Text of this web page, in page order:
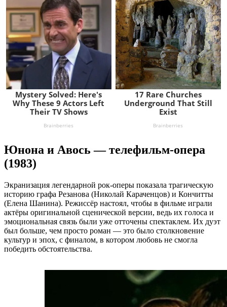
Юнона и Авось — телефильм-опера
(1983)
Экранизация легендарной рок-оперы показала трагическую
историю графа Резанова (Николай Караченцов) и Кончитты
(Елена Шанина). Режиссёр настоял, чтобы в фильме играли
актёры оригинальной сценической версии, ведь их голоса и
эмоциональная связь были уже отточены спектаклем. Их дуэт
был больше, чем просто роман — это было столкновение
культур и эпох, с финалом, в котором любовь не смогла
победить обстоятельства.